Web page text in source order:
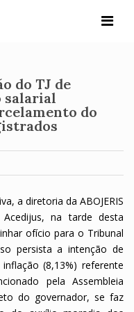
do TJ de
salarial
do
a diretoria da ABOJERIS
na tarde desta
ofício para o Tribunal
persista a intenção de
(8,13%) referente
pela Assembleia
do governador, se faz